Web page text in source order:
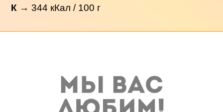
К →344 кКал / 100 г